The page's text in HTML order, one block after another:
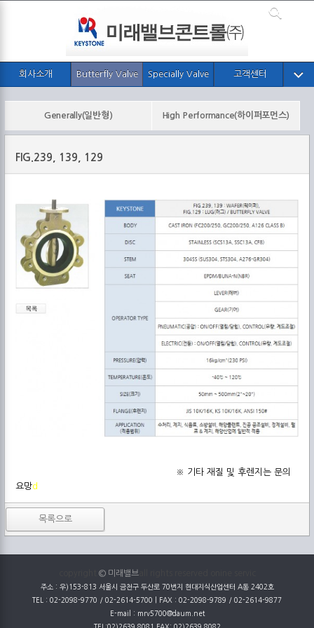
회사소개 Butterfly Valve Specially Valve 고객센터
Generally(일반형) High Performance(하이퍼포먼스)
FIG.239, 139, 129
※ 기타 재질 및 후렌지는 문의
요망d
목록으로
© 미래밸브all rights reserved onine servic
주소 : 우)153-813 서울시 금천구 두산로 70번지 현대지식산업센터 A동 2402호
TEL : 02-2098-9770 / 02-2614-5700 | FAX : 02-2098-9789 / 02-2614-9877
E-mail : mrv5700@daum.net